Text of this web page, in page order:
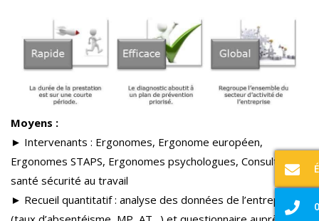
Moyens :
► Intervenants : Ergonomes, Ergonome européen,
Ergonomes STAPS, Ergonomes psychologues, Consultants
santé sécurité au travail
► Recueil quantitatif : analyse des données de l’entreprise